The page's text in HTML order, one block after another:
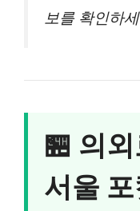
보를 확인하
🏪 의
서울